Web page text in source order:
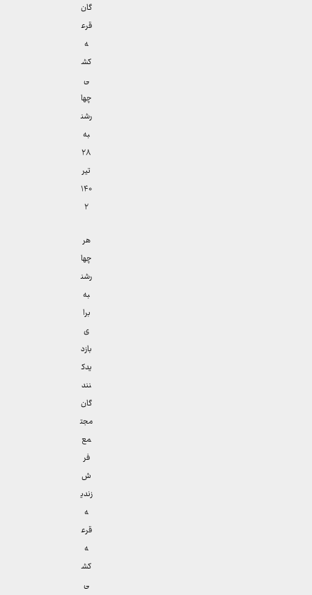
گان
قرع
ه
کش
ی
چها
رشن
به
۲۸
تیر
۱۴۰
۲
هر
چها
رشن
به
برا
ی
بازد
یدک
نند
گان
مجت
مع
فر
ش
زندی
ه
قرع
ه
کش
ی